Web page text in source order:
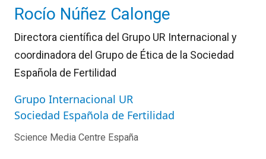
Rocío Núñez Calonge
Directora científica del Grupo UR Internacional y
coordinadora del Grupo de Ética de la Sociedad
Española de Fertilidad
Grupo Internacional UR
Sociedad Española de Fertilidad
Science Media Centre España